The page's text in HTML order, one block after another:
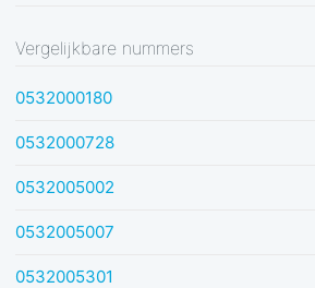
Vergelijkbare nummers
0532000180
0532000728
0532005002
0532005007
0532005301